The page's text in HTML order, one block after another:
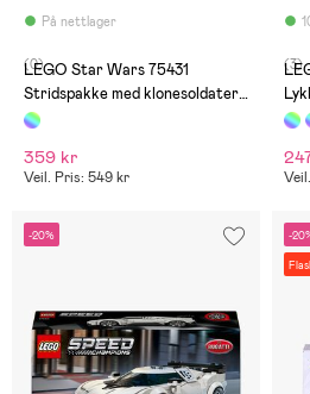
På nettlager
(0)
LEGO Star Wars 75431
Stridspakke med klonesoldater
fra 327. stjernekorps
359 kr
Veil. Pris: 549 kr
(3)
-20% -